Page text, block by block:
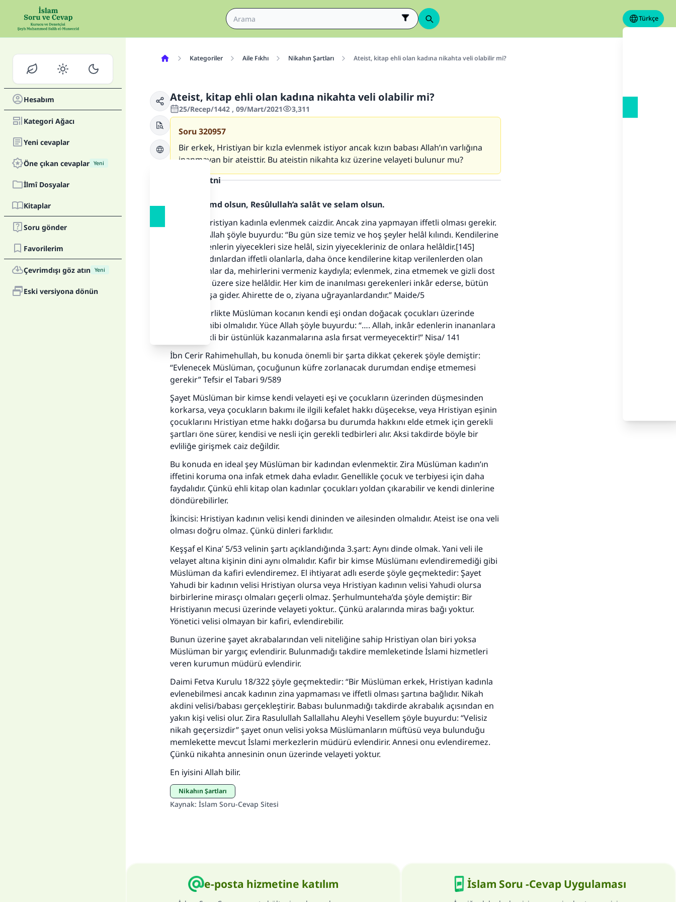
Türkçe
Hesabım
Kategori Ağacı
Yeni cevaplar
Öne çıkan cevaplar Yeni
İlmî Dosyalar
Kitaplar
Soru gönder
Favorilerim
Çevrimdışı göz atın Yeni
Eski versiyona dönün
Kategoriler Aile Fıkhı Nikahın Şartları Ateist, kitap ehli olan kadına nikahta veli olabilir mi?
Ateist, kitap ehli olan kadına nikahta veli olabilir mi?
25/Recep/1442 , 09/Mart/2021 3,311
Soru320957
Bir erkek, Hristiyan bir kızla evlenmek istiyor ancak kızın babası Allah’ın varlığına
inanmayan bir ateisttir. Bu ateistin nikahta kız üzerine velayeti bulunur mu?
Cevap metni
Allah'a hamd olsun, Resûlullah’a salât ve selam olsun.
Birincisi: Hristiyan kadınla evlenmek caizdir. Ancak zina yapmayan iffetli olması gerekir.
Zira yüce Allah şöyle buyurdu: “Bu gün size temiz ve hoş şeyler helâl kılındı. Kendilerine
kitap verilenlerin yiyecekleri size helâl, sizin yiyecekleriniz de onlara helâldir.[145]
Mü’min kadınlardan iffetli olanlarla, daha önce kendilerine kitap verilenlerden olan
iffetli kadınlar da, mehirlerini vermeniz kaydıyla; evlenmek, zina etmemek ve gizli dost
tutmamak üzere size helâldir. Her kim de inanılması gerekenleri inkâr ederse, bütün
işlediği boşa gider. Ahirette de o, ziyana uğrayanlardandır.” Maide/5
Bununla birlikte Müslüman kocanın kendi eşi ondan doğacak çocukları üzerinde
velayet sahibi olmalıdır. Yüce Allah şöyle buyurdu: “…. Allah, inkâr edenlerin inananlara
karşı sürekli bir üstünlük kazanmalarına asla fırsat vermeyecektir!” Nisa/ 141
İbn Cerir Rahimehullah, bu konuda önemli bir şarta dikkat çekerek şöyle demiştir:
“Evlenecek Müslüman, çocuğunun küfre zorlanacak durumdan endişe etmemesi
gerekir” Tefsir el Tabari 9/589
Şayet Müslüman bir kimse kendi velayeti eşi ve çocukların üzerinden düşmesinden
korkarsa, veya çocukların bakımı ile ilgili kefalet hakkı düşecekse, veya Hristiyan eşinin
çocuklarını Hristiyan etme hakkı doğarsa bu durumda hakkını elde etmek için gerekli
şartları öne sürer, kendisi ve nesli için gerekli tedbirleri alır. Aksi takdirde böyle bir
evliliğe girişmek caiz değildir.
Bu konuda en ideal şey Müslüman bir kadından evlenmektir. Zira Müslüman kadın’ın
iffetini koruma ona infak etmek daha evladır. Genellikle çocuk ve terbiyesi için daha
faydalıdır. Çünkü ehli kitap olan kadınlar çocukları yoldan çıkarabilir ve kendi dinlerine
döndürebilirler.
İkincisi: Hristiyan kadının velisi kendi dininden ve ailesinden olmalıdır. Ateist ise ona veli
olması doğru olmaz. Çünkü dinleri farklıdır.
Keşşaf el Kina’ 5/53 velinin şartı açıklandığında 3.şart: Aynı dinde olmak. Yani veli ile
velayet altına kişinin dini aynı olmalıdır. Kafir bir kimse Müslümanı evlendiremediği gibi
Müslüman da kafiri evlendiremez. El ihtiyarat adlı eserde şöyle geçmektedir: Şayet
Yahudi bir kadının velisi Hristiyan olursa veya Hristiyan kadının velisi Yahudi olursa
birbirlerine mirasçı olmaları geçerli olmaz. Şerhulmunteha’da şöyle demiştir: Bir
Hristiyanın mecusi üzerinde velayeti yoktur.. Çünkü aralarında miras bağı yoktur.
Yönetici velisi olmayan bir kafiri, evlendirebilir.
Bunun üzerine şayet akrabalarından veli niteliğine sahip Hristiyan olan biri yoksa
Müslüman bir yargıç evlendirir. Bulunmadığı takdire memleketinde İslami hizmetleri
veren kurumun müdürü evlendirir.
Daimi Fetva Kurulu 18/322 şöyle geçmektedir: “Bir Müslüman erkek, Hristiyan kadınla
evlenebilmesi ancak kadının zina yapmaması ve iffetli olması şartına bağlıdır. Nikah
akdini velisi/babası gerçekleştirir. Babası bulunmadığı takdirde akrabalık açısından en
yakın kişi velisi olur. Zira Rasulullah Sallallahu Aleyhi Vesellem şöyle buyurdu: “Velisiz
nikah geçersizdir” şayet onun velisi yoksa Müslümanların müftüsü veya bulunduğu
memlekette mevcut İslami merkezlerin müdürü evlendirir. Annesi onu evlendiremez.
Çünkü nikahta annesinin onun üzerinde velayeti yoktur.
En iyisini Allah bilir.
Nikahın Şartları
Kaynak: İslam Soru-Cevap Sitesi
e-posta hizmetine katılım İslam Soru -Cevap Uygulaması
110845 Nolu Cevap, bir evliliği kurtardı.
Ümmete cevapları ulaştırmak için bizi destekle
Rasulullah ﷺ şöyle dedi:
Her kim bir hayra yol gösterirse , hayrı yapan kişinin sevabı kadar
ona sevap yazılır.
(MUSLIM 1893)
Şimdi katkı yapın!